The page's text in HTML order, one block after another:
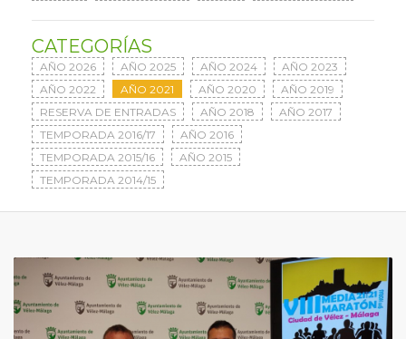
CATEGORÍAS
AÑO 2026 AÑO 2025 AÑO 2024
AÑO 2023
AÑO 2022
AÑO 2021 AÑO 2020
AÑO 2019
RESERVA DE ENTRADAS
AÑO 2018
AÑO 2017
TEMPORADA 2016/17
AÑO 2016
TEMPORADA 2015/16
AÑO 2015
TEMPORADA 2014/15